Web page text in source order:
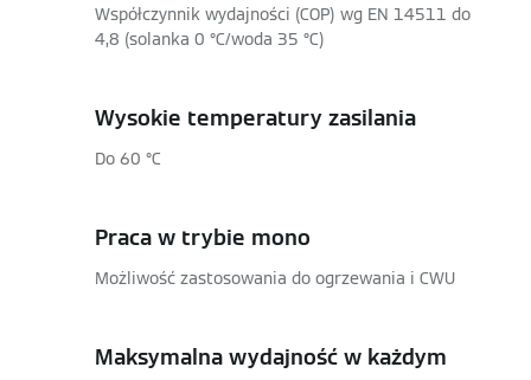
Współczynnik wydajności (COP) wg EN 14511 do
4,8 (solanka 0 °C/woda 35 °C)
Wysokie temperatury zasilania
Do 60 °C
Praca w trybie mono
Możliwość zastosowania do ogrzewania i CWU
Maksymalna wydajność w każdym